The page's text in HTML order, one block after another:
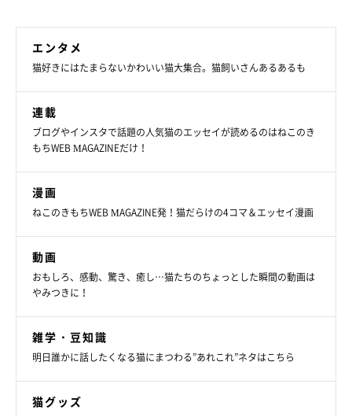
エンタメ
猫好きにはたまらないかわいい猫大集合。猫飼いさんあるあるも
連載
ブログやインスタで話題の人気猫のエッセイが読めるのはねこのき
もちWEB MAGAZINEだけ！
漫画
ねこのきもちWEB MAGAZINE発！猫だらけの4コマ＆エッセイ漫画
動画
おもしろ、感動、驚き、癒し…猫たちのちょっとした瞬間の動画は
やみつきに！
雑学・豆知識
明日誰かに話したくなる猫にまつわる”あれこれ”ネタはこちら
猫グッズ